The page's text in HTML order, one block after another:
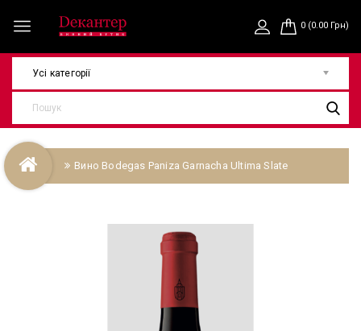
0 (0.00 Грн)
Усі категорії
Вино Bodegas Paniza Garnacha Ultima Slate